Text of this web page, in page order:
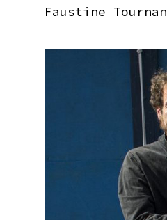
Faustine Tournan